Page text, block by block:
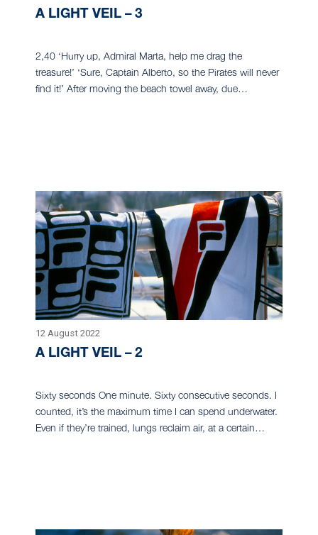
A LIGHT VEIL – 3
2,40 ‘Hurry up, Admiral Marta, help me drag the
treasure!’ ‘Sure, Captain Alberto, so the Pirates will never
find it!’ After moving the beach towel away, due…
12 August 2022
A LIGHT VEIL – 2
Sixty seconds One minute. Sixty consecutive seconds. I
counted, it’s the maximum time I can spend underwater.
Even if they’re trained, lungs reclaim air, at a certain…